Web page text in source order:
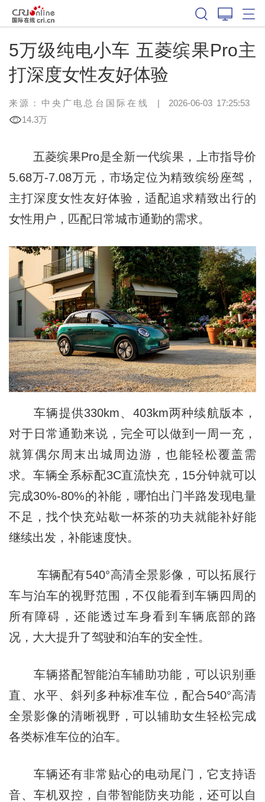
5万级纯电小车 五菱缤果Pro主
打深度女性友好体验
来源：中央广电总台国际在线 | 2026-06-03 17:25:53
14.3万
五菱缤果Pro是全新一代缤果，上市指导价
5.68万-7.08万元，市场定位为精致缤纷座驾，
主打深度女性友好体验，适配追求精致出行的
女性用户，匹配日常城市通勤的需求。
车辆提供330km、403km两种续航版本，
对于日常通勤来说，完全可以做到一周一充，
就算偶尔周末出城周边游，也能轻松覆盖需
求。车辆全系标配3C直流快充，15分钟就可以
完成30%-80%的补能，哪怕出门半路发现电量
不足，找个快充站歇一杯茶的功夫就能补好能
继续出发，补能速度快。
车辆配有540°高清全景影像，可以拓展行
车与泊车的视野范围，不仅能看到车辆四周的
所有障碍，还能透过车身看到车辆底部的路
况，大大提升了驾驶和泊车的安全性。
车辆搭配智能泊车辅助功能，可以识别垂
直、水平、斜列多种标准车位，配合540°高清
全景影像的清晰视野，可以辅助女生轻松完成
各类标准车位的泊车。
车辆还有非常贴心的电动尾门，它支持语
音、车机双控，自带智能防夹功能，还可以自